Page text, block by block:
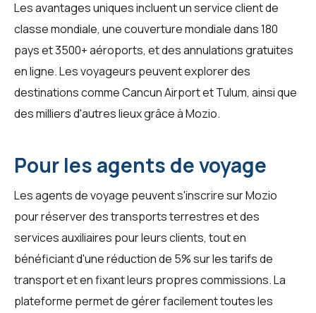
Les avantages uniques incluent un service client de
classe mondiale, une couverture mondiale dans 180
pays et 3500+ aéroports, et des annulations gratuites
en ligne. Les voyageurs peuvent explorer des
destinations comme Cancun Airport et Tulum, ainsi que
des milliers d'autres lieux grâce àMozio.
Pour les agents de voyage
Les agents de voyage peuvent s'inscrire surMozio
pour réserver des transports terrestres et des
services auxiliaires pour leurs clients, tout en
bénéficiant d'une réduction de 5% sur les tarifs de
transport et en fixant leurs propres commissions. La
plateforme permet de gérer facilement toutes les